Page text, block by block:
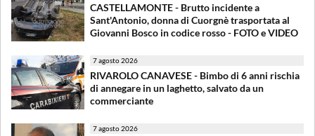
CASTELLAMONTE - Brutto incidente a
Sant'Antonio, donna di Cuorgnè trasportata al
Giovanni Bosco in codice rosso - FOTO e VIDEO
7 agosto 2026
RIVAROLO CANAVESE - Bimbo di 6 anni rischia
di annegare in un laghetto, salvato da un
commerciante
7 agosto 2026